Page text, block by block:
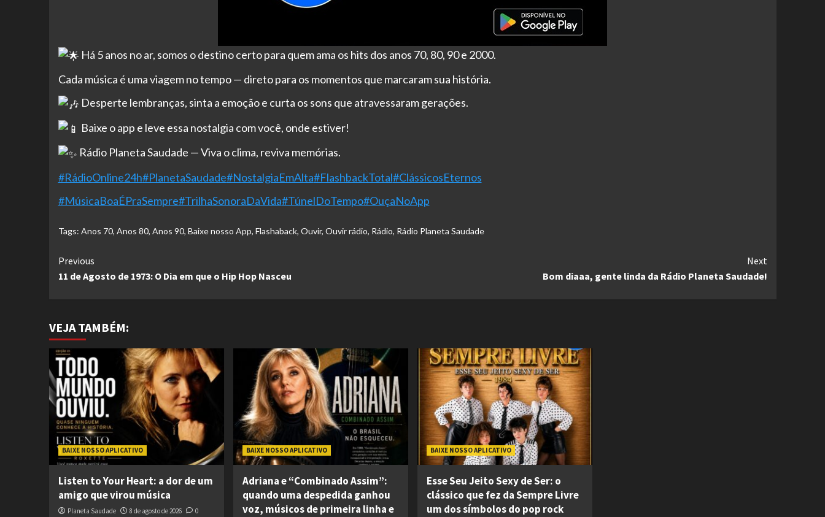
Há 5 anos no ar, somos o destino certo para quem ama os hits dos anos 70, 80, 90 e 2000.
Cada música é uma viagem no tempo — direto para os momentos que marcaram sua história.
Desperte lembranças, sinta a emoção e curta os sons que atravessaram gerações.
Baixe o app e leve essa nostalgia com você, onde estiver!
Rádio Planeta Saudade — Viva o clima, reviva memórias.
#RádioOnline24h#PlanetaSaudade#NostalgiaEmAlta#FlashbackTotal#ClássicosEternos
#MúsicaBoaÉPraSempre#TrilhaSonoraDaVida#TúnelDoTempo#OuçaNoApp
Tags: Anos 70, Anos 80, Anos 90, Baixe nosso App, Flashaback, Ouvir, Ouvir rádio, Rádio, Rádio Planeta Saudade
Continue
Reading
Previous
11 de Agosto de 1973: O Dia em que o Hip Hop Nasceu
Next
Bom diaaa, gente linda da Rádio Planeta Saudade!
VEJA TAMBÉM:
BAIXE NOSSO APLICATIVO
Listen to Your Heart: a dor de um
amigo que virou música
Planeta Saudade 8 de agosto de 2026 0
BAIXE NOSSO APLICATIVO
Adriana e “Combinado Assim”:
quando uma despedida ganhou
voz, músicos de primeira linha e
BAIXE NOSSO APLICATIVO
Esse Seu Jeito Sexy de Ser: o
clássico que fez da Sempre Livre
um dos símbolos do pop rock